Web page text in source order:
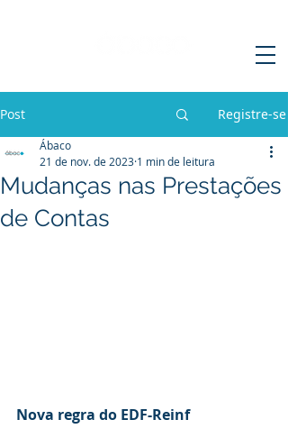
Post Registre-se
Mudanças nas Prestações
de Contas
Ábaco
21 de nov. de 2023 1 min de leitura
Nova regra do EDF-Reinf